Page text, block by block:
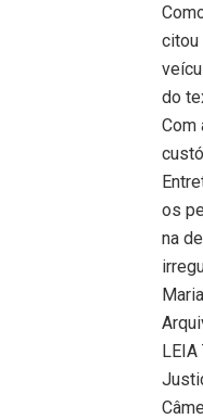
citou
do
Com
os
na
LEIA